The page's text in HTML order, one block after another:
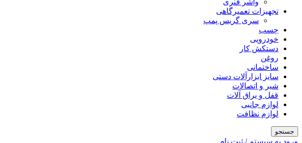
واشر فنری
تجهیزات تعمیرگاهی
سری گریس پمپ
چسب
خودرویی
دستکش کار
روغن
ساختمانی
سایز ابزارآلات دستی
شیر و اتصالات
قفل و یراق آلات
لوازم جانبی
لوازم نظافت
جستجو
ورود به سیستم / ثبت نام